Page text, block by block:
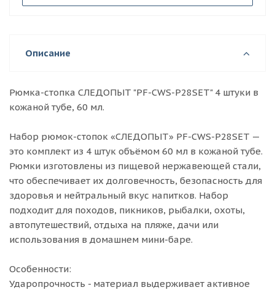
Описание
Рюмка-стопка СЛЕДОПЫТ "PF-CWS-P28SET" 4 штуки в
кожаной тубе, 60 мл.
Набор рюмок-стопок «СЛЕДОПЫТ» PF-CWS-P28SET —
это комплект из 4 штук объёмом 60 мл в кожаной тубе.
Рюмки изготовлены из пищевой нержавеющей стали,
что обеспечивает их долговечность, безопасность для
здоровья и нейтральный вкус напитков. Набор
подходит для походов, пикников, рыбалки, охоты,
автопутешествий, отдыха на пляже, дачи или
использования в домашнем мини-баре.
Особенности:
Ударопрочность - материал выдерживает активное